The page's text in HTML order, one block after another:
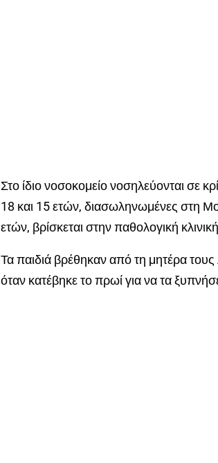
Στο ίδιο νοσοκομείο νοσηλεύονται σε
18 και 15 ετών, διασωληνωμένες στη
ετών, βρίσκεται στην παθολογική
Τα παιδιά βρέθηκαν από τη μητέρα
όταν κατέβηκε το πρωί για να τα